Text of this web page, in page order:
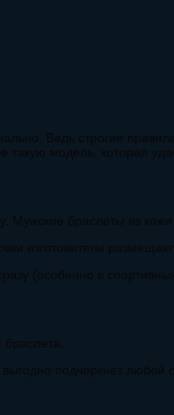
Ведь строгие
модель, которая
браслеты из кожи
изготовители
(особенно в
подчеркнет любой